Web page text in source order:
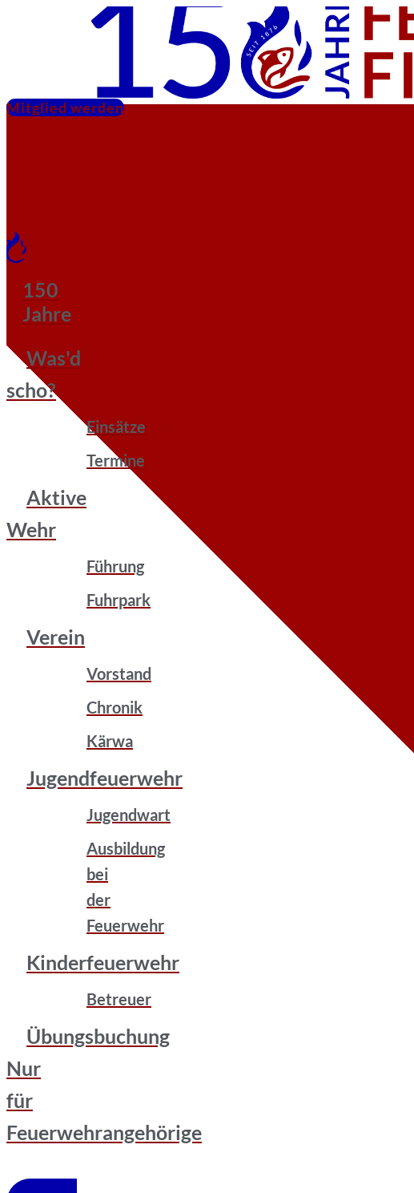
Mitglied werden
150
Jahre
Was'd
scho?
Einsätze
Termine
Aktive
Wehr
Führung
Fuhrpark
Verein
Vorstand
Chronik
Kärwa
Jugendfeuerwehr
Jugendwart
Ausbildung
bei
der
Feuerwehr
Kinderfeuerwehr
Betreuer
Übungsbuchung
Nur
für
Feuerwehrangehörige